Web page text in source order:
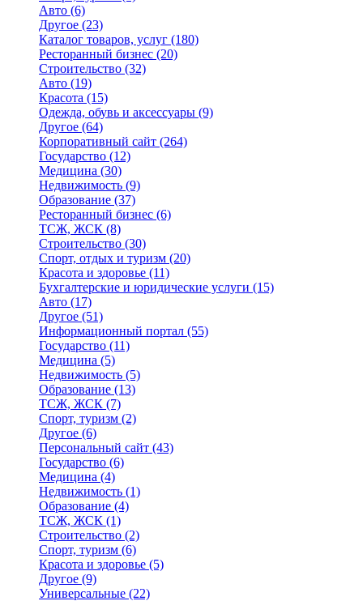
Авто (6)
Другое (23)
Каталог товаров, услуг (180)
Ресторанный бизнес (20)
Строительство (32)
Авто (19)
Красота (15)
Одежда, обувь и аксессуары (9)
Другое (64)
Корпоративный сайт (264)
Государство (12)
Медицина (30)
Недвижимость (9)
Образование (37)
Ресторанный бизнес (6)
ТСЖ, ЖСК (8)
Строительство (30)
Спорт, отдых и туризм (20)
Красота и здоровье (11)
Бухгалтерские и юридические услуги (15)
Авто (17)
Другое (51)
Информационный портал (55)
Государство (11)
Медицина (5)
Недвижимость (5)
Образование (13)
ТСЖ, ЖСК (7)
Спорт, туризм (2)
Другое (6)
Персональный сайт (43)
Государство (6)
Медицина (4)
Недвижимость (1)
Образование (4)
ТСЖ, ЖСК (1)
Строительство (2)
Спорт, туризм (6)
Красота и здоровье (5)
Другое (9)
Универсальные (22)